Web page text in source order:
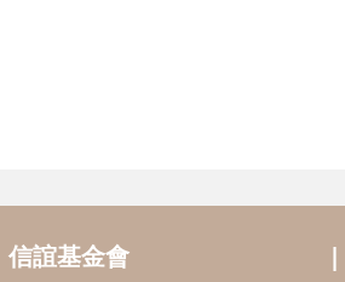
信誼基金會